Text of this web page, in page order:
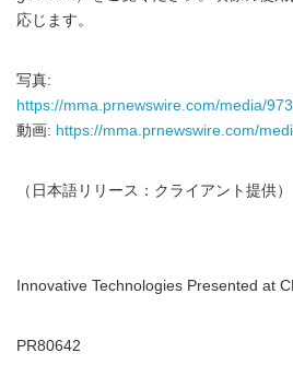
応じます。
写真:
https://mma.prnewswire.com/media/
動画: https://mma.prnewswire.com/
（日本語リリース：クライアント提供）
Innovative Technologies Presented at
PR80642